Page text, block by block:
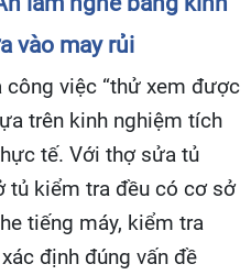
vào may rủi
công việc “thử xem được
trên kinh nghiệm tích
tế. Với thợ sửa tủ
tủ kiểm tra đều có cơ sở
tiếng máy, kiểm tra
định đúng vấn đề